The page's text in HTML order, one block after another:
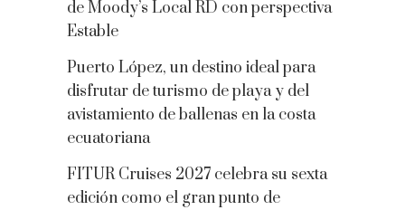
de Moody’s Local RD con perspectiva
Estable
Puerto López, un destino ideal para
disfrutar de turismo de playa y del
avistamiento de ballenas en la costa
ecuatoriana
FITUR Cruises 2027 celebra su sexta
edición como el gran punto de